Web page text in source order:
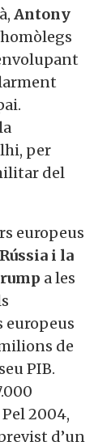
de
dels
la
per
del
de
de
L’any